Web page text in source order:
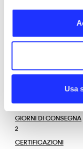
Usa
DIMENSIONE
Plastica lucida
GIORNI DI CONSEGNA
2
CERTIFICAZIONI